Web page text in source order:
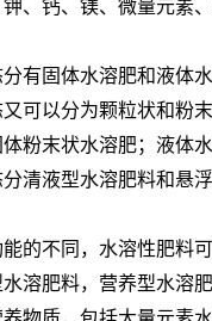
、钙、镁、微量元素
有固体水溶肥和液体
可以分为颗粒状和粉
粉末状水溶肥；液体
清液型水溶肥料和悬
的不同，水溶性肥料
溶肥料，营养型水溶